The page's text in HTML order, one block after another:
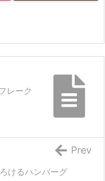
レーク
けるハンバーグ
Prev